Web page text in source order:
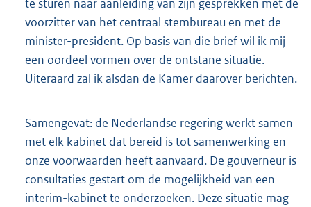
te sturen naar aanleiding van zijn gesprekken met de
voorzitter van het centraal stembureau en met de
minister-president. Op basis van die brief wil ik mij
een oordeel vormen over de ontstane situatie.
Uiteraard zal ik alsdan de Kamer daarover berichten.
Samengevat: de Nederlandse regering werkt samen
met elk kabinet dat bereid is tot samenwerking en
onze voorwaarden heeft aanvaard. De gouverneur is
consultaties gestart om de mogelijkheid van een
interim-kabinet te onderzoeken. Deze situatie mag